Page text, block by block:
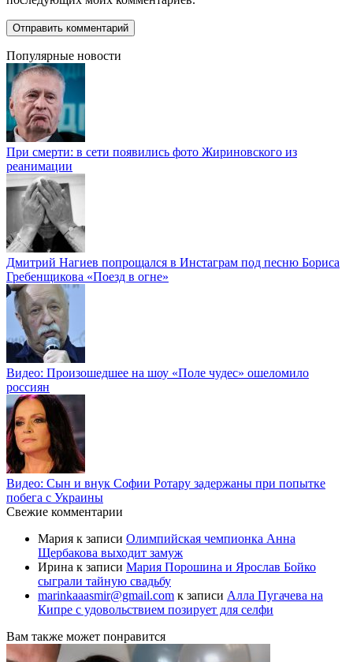
Популярные новости
При смерти: в сети появились фото Жириновского из
реанимации
Дмитрий Нагиев попрощался в Инстаграм под песню Бориса
Гребенщикова «Поезд в огне»
Видео: Произошедшее на шоу «Поле чудес» ошеломило
россиян
Видео: Сын и внук Софии Ротару задержаны при попытке
побега с Украины
Свежие комментарии
Мария к записи Олимпийская чемпионка Анна
Щербакова выходит замуж
Ирина к записи Мария Порошина и Ярослав Бойко
сыграли тайную свадьбу
marinkaaasmir@gmail.com к записи Алла Пугачева на
Кипре с удовольствием позирует для селфи
Вам также может понравится